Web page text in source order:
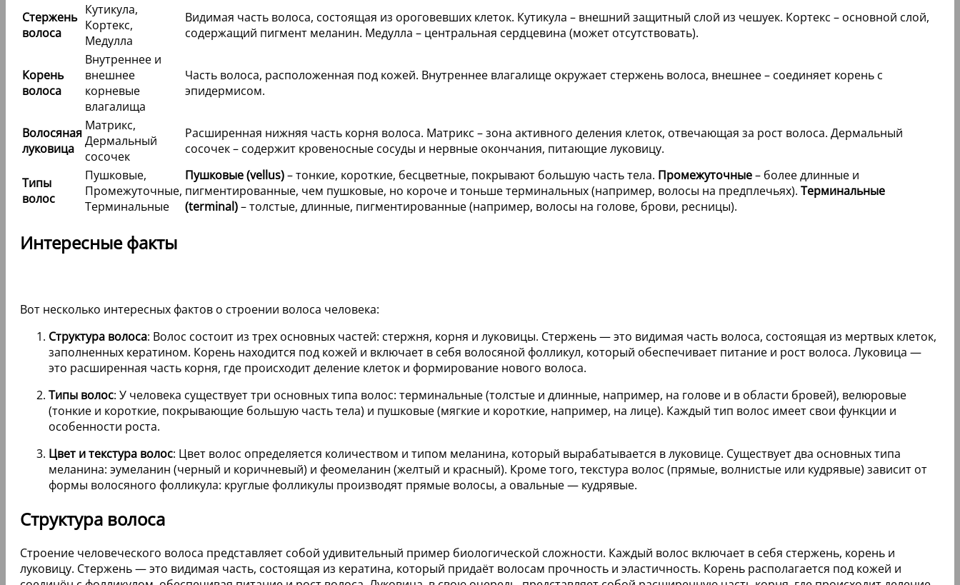
Стержень
волоса
Кутикула,
Кортекс,
Медулла
Видимая часть волоса, состоящая из ороговевших клеток. Кутикула – внешний защитный слой из чешуек. Кортекс – основной слой,
содержащий пигмент меланин. Медулла – центральная сердцевина (может отсутствовать).
Корень
волоса
Внутреннее и
внешнее
корневые
влагалища
Часть волоса, расположенная под кожей. Внутреннее влагалище окружает стержень волоса, внешнее – соединяет корень с
эпидермисом.
Волосяная
луковица
Матрикс,
Дермальный
сосочек
Расширенная нижняя часть корня волоса. Матрикс – зона активного деления клеток, отвечающая за рост волоса. Дермальный
сосочек – содержит кровеносные сосуды и нервные окончания, питающие луковицу.
Типы
волос
Пушковые,
Промежуточные,
Терминальные
Пушковые (vellus)– тонкие, короткие, бесцветные, покрывают большую часть тела. Промежуточные– более длинные и
пигментированные, чем пушковые, но короче и тоньше терминальных (например, волосы на предплечьях). Терминальные
(terminal)– толстые, длинные, пигментированные (например, волосы на голове, брови, ресницы).
Интересные факты
Вот несколько интересных фактов о строении волоса человека:
Структура волоса: Волос состоит из трех основных частей: стержня, корня и луковицы. Стержень — это видимая часть волоса, состоящая из мертвых клеток,
заполненных кератином. Корень находится под кожей и включает в себя волосяной фолликул, который обеспечивает питание и рост волоса. Луковица —
это расширенная часть корня, где происходит деление клеток и формирование нового волоса.
Типы волос: У человека существует три основных типа волос: терминальные (толстые и длинные, например, на голове и в области бровей), велюровые
(тонкие и короткие, покрывающие большую часть тела) и пушковые (мягкие и короткие, например, на лице). Каждый тип волос имеет свои функции и
особенности роста.
Цвет и текстура волос: Цвет волос определяется количеством и типом меланина, который вырабатывается в луковице. Существует два основных типа
меланина: эумеланин (черный и коричневый) и феомеланин (желтый и красный). Кроме того, текстура волос (прямые, волнистые или кудрявые) зависит от
формы волосяного фолликула: круглые фолликулы производят прямые волосы, а овальные — кудрявые.
Структура волоса
Строение человеческого волоса представляет собой удивительный пример биологической сложности. Каждый волос включает в себя стержень, корень и
луковицу. Стержень — это видимая часть, состоящая из кератина, который придаёт волосам прочность и эластичность. Корень располагается под кожей и